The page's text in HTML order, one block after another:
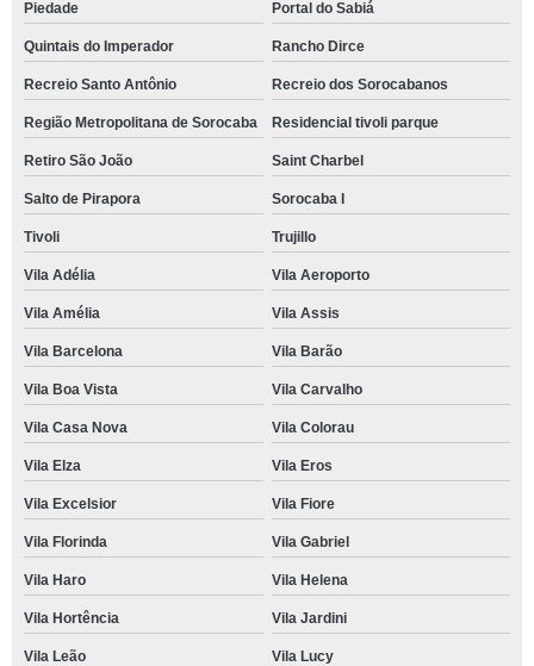
Piedade Portal do Sabiá
Quintais do Imperador Rancho Dirce
Recreio Santo Antônio Recreio dos Sorocabanos
Região Metropolitana de Sorocaba Residencial tivoli parque
Retiro São João Saint Charbel
Salto de Pirapora Sorocaba I
Tivoli Trujillo
Vila Adélia Vila Aeroporto
Vila Amélia Vila Assis
Vila Barcelona Vila Barão
Vila Boa Vista Vila Carvalho
Vila Casa Nova Vila Colorau
Vila Elza Vila Eros
Vila Excelsior Vila Fiore
Vila Florinda Vila Gabriel
Vila Haro Vila Helena
Vila Hortência Vila Jardini
Vila Leão Vila Lucy